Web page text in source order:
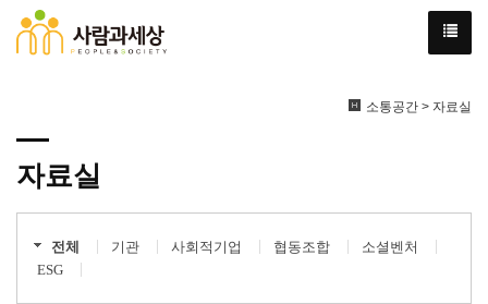
소통공간 > 자료실
자료실
전체 기관 사회적기업 협동조합
소셜벤처
ESG